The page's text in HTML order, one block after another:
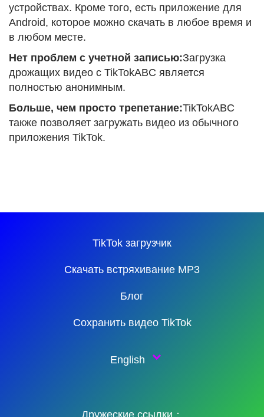
устройствах. Кроме того, есть приложение для
Android, которое можно скачать в любое время и
в любом месте.
Нет проблем с учетной записью:Загрузка
дрожащих видео с TikTokABC является
полностью анонимным.
Больше, чем просто трепетание:TikTokABC
также позволяет загружать видео из обычного
приложения TikTok.
TikTok загрузчик
Скачать встряхивание MP3
Блог
Сохранить видео TikTok
English